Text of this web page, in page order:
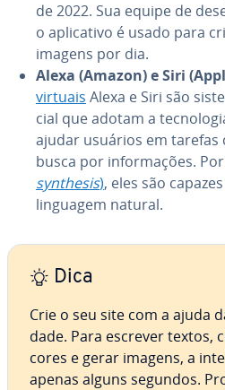
de 2022. Sua equipe de
o apli­ca­tivo é usado para
imagens por dia.
Alexa (Amazon) e Siri
virtuais Alexa e Siri são
cial que adotam a
ajudar usuários em tarefas
busca por in­for­ma­ções. Por
synthesis), eles são
linguagem natural.
Dica
Crie o seu site com a ajuda
dade. Para escrever textos,
cores e gerar imagens, a
apenas alguns segundos.